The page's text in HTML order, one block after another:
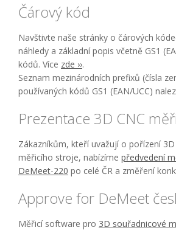
Čárový kód
Navštivte naše stránky o čárových
náhledy a základní popis včetně GS1
kódů. Více zde ››.
Seznam mezinárodních prefixů (čísla
používaných kódů GS1 (EAN/UCC)
Prezentace 3D CNC
Zákazníkům, kteří uvažují o pořízení
měřicího stroje, nabízíme předvedení
DeMeet-220 po celé ČR a změření
Approve for DeMeet
Měřicí software pro 3D souřadnicové